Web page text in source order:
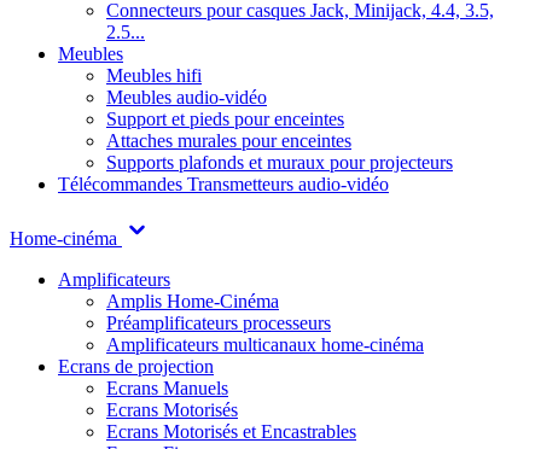
Connecteurs pour casques Jack, Minijack, 4.4, 3.5,
2.5...
Meubles
Meubles hifi
Meubles audio-vidéo
Support et pieds pour enceintes
Attaches murales pour enceintes
Supports plafonds et muraux pour projecteurs
Télécommandes Transmetteurs audio-vidéo
Home-cinéma
Amplificateurs
Amplis Home-Cinéma
Préamplificateurs processeurs
Amplificateurs multicanaux home-cinéma
Ecrans de projection
Ecrans Manuels
Ecrans Motorisés
Ecrans Motorisés et Encastrables